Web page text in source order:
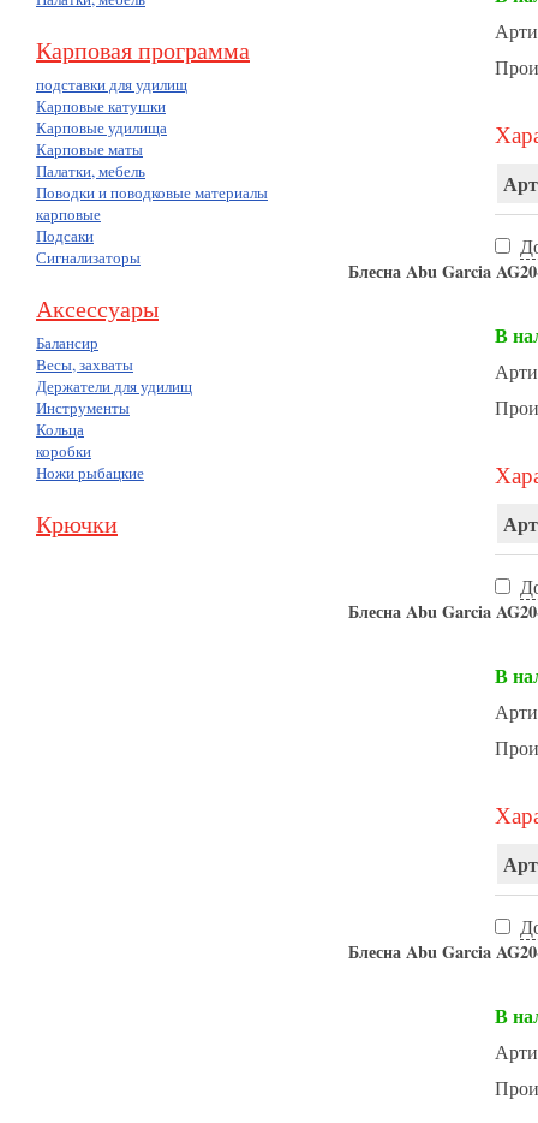
Карповая программа
подставки для удилищ
Карповые катушки
Карповые удилища
Карповые маты
Палатки, мебель
Поводки и поводковые материалы
карповые
Подсаки
Сигнализаторы
Аксессуары
Балансир
Весы, захваты
Держатели для удилищ
Инструменты
Кольца
коробки
Ножи рыбацкие
Крючки
Блесна Abu Garcia
В
Блесна Abu Garcia
В
Блесна Abu Garcia
В